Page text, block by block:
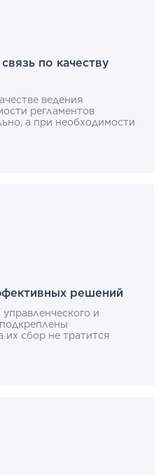
по качеству
ведения
регламентов
а при необходимости
решений
и
сбор не тратится